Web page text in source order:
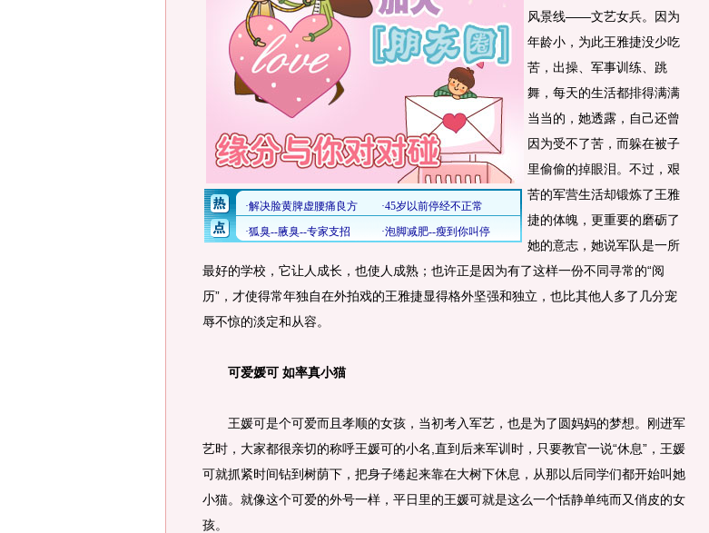
风景线——文艺女兵。因为
年龄小，为此王雅捷没少吃
苦，出操、军事训练、跳
舞，每天的生活都排得满满
当当的，她透露，自己还曾
因为受不了苦，而躲在被子
里偷偷的掉眼泪。不过，艰
苦的军营生活却锻炼了王雅
捷的体魄，更重要的磨砺了
她的意志，她说军队是一所
最好的学校，它让人成长，也使人成熟；也许正是因为有了这样一份不同寻常的“阅
历”，才使得常年独自在外拍戏的王雅捷显得格外坚强和独立，也比其他人多了几分宠
辱不惊的淡定和从容。
可爱媛可 如率真小猫
王媛可是个可爱而且孝顺的女孩，当初考入军艺，也是为了圆妈妈的梦想。刚进军
艺时，大家都很亲切的称呼王媛可的小名,直到后来军训时，只要教官一说“休息”，王媛
可就抓紧时间钻到树荫下，把身子绻起来靠在大树下休息，从那以后同学们都开始叫她
小猫。就像这个可爱的外号一样，平日里的王媛可就是这么一个恬静单纯而又俏皮的女
孩。